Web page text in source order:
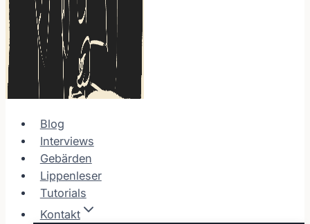
Blog
Interviews
Gebärden
Lippenleser
Tutorials
Kontakt